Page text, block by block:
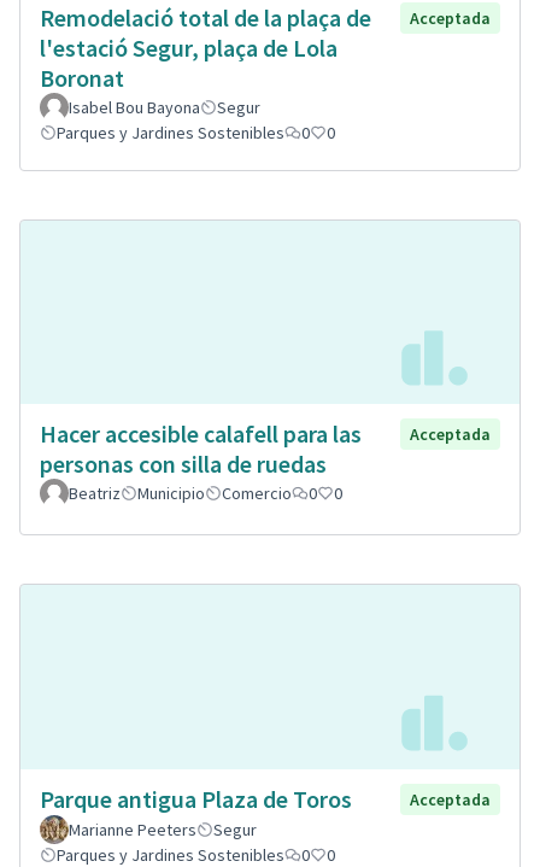
Remodelació total de la plaça de
l'estació Segur, plaça de Lola
Boronat
Acceptada
Isabel Bou Bayona
Segur
Parques y Jardines Sostenibles
0 0
Hacer accesible calafell para las
personas con silla de ruedas
Acceptada
Beatriz Municipio Comercio 0 0
Parque antigua Plaza de Toros
Acceptada
Marianne Peeters
Segur
Parques y Jardines Sostenibles
0 0